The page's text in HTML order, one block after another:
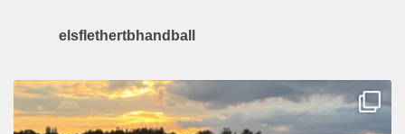
elsflethertbhandball